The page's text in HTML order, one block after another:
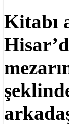
Kitabı